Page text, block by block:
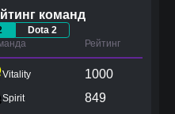
команд
Dota 2
Рейтинг
Vitality 1000
Spirit 849